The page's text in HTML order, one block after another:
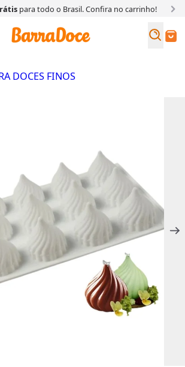
para todo o Brasil. Confira no carrinho!
Buscar
DOCES FINOS